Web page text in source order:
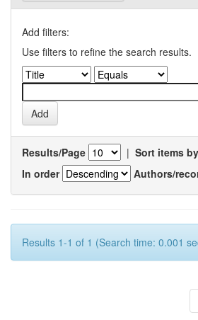
Add filters:
Use filters to refine the search results.
Results/Page | Sort items by
In order
Authors/
Results 1-1 of 1 (Search time: 0.001